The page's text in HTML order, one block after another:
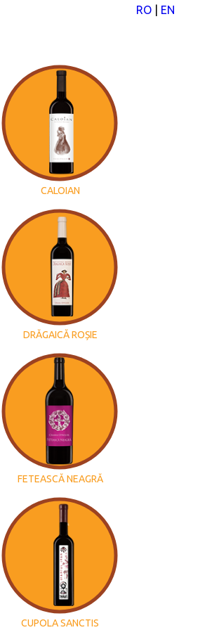
RO| EN
CALOIAN
DRĂGAICĂ ROȘIE
FETEASCĂ NEAGRĂ
CUPOLA SANCTIS